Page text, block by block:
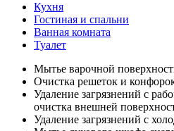
Кухня
Гостиная и спальни
Ванная комната
Туалет
Мытье варочной
Очистка решеток и
Удаление загрязнений с
очистка внешней
Удаление загрязнений с